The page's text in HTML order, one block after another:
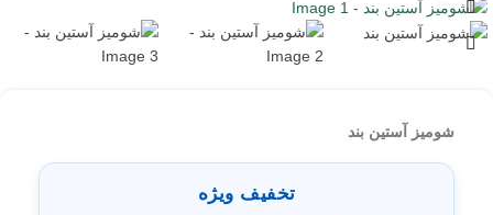
شومیز آستین بند
تخفیف ویژه